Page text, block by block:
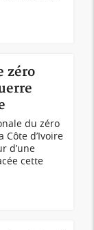
zéro
du zéro
Côte d’Ivoire
d’une
cette